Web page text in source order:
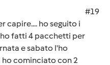
#19
capire.... ho seguito i
fatti 4 pacchetti per
e sabato l'ho
cominciato con 2